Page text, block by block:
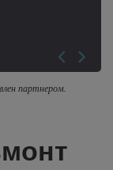
партнером.